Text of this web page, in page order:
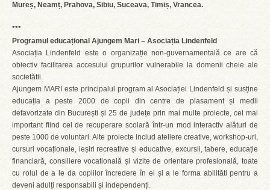
Mureș, Neamț, Prahova, Sibiu, Suceava, Timiș, Vrancea.
***
Programul educațional Ajungem Mari – Asociația Lindenfeld
Asociația Lindenfeld este o organizație non-guvernamentală ce are că
obiectiv facilitarea accesului grupurilor vulnerabile la domenii cheie ale
societătii.
Ajungem MARI este principalul program al Asociației Lindenfeld și susține
educația a peste 2000 de copii din centre de plasament și medii
defavorizate din București și 25 de județe prin mai multe proiecte, cel mai
important fiind cel de recuperare scolară într-un mod interactiv alături de
peste 1000 de voluntari. Alte proiecte includ ateliere creative, workshop-uri,
cursuri vocaționale, ieșiri recreative și educative, excursii, tabere, educație
financiară, consiliere vocatională și vizite de orientare profesională, toate
cu rolul de a le da copiilor încredere în ei și a le forma abilităti pentru a
deveni adulți responsabili și independenți.